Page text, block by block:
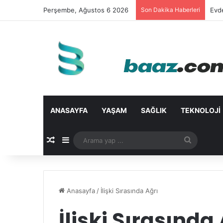
Perşembe, Ağustos 6 2026 Son Dakika Haberleri
ANASAYFA YAŞAM SAĞLIK TEKNOLOJI
Rastgele Makale
Kenar Bölmesi
yap
Anasayfa / İlişki Sırasında Ağrı